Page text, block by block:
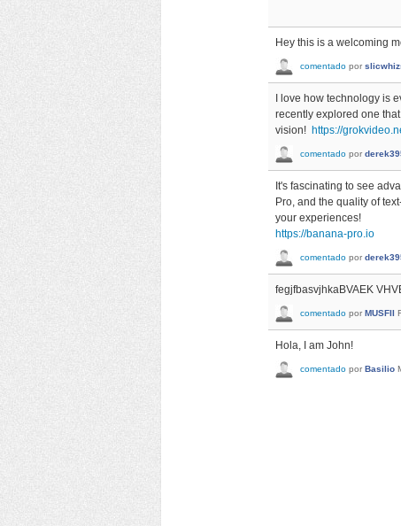
Hey this is a welcoming
comentado por
I love how technology is
recently explored one
vision! https://
comentado por
It's fascinating to see
Pro, and the quality of
your experiences!
https://banana-pro.io
comentado por
fegjfbasvjhkaBVAEK
comentado por MUSFII
Hola, I am John!
comentado por Basilio